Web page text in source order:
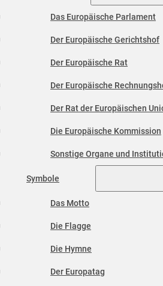
Das Europäische Parlament
Der Europäische Gerichtshof
Der Europäische Rat
Der Europäische
Der Rat der Europäischen
Die Europäische Kommission
Sonstige Organe und
Symbole
Das Motto
Die Flagge
Die Hymne
Der Europatag